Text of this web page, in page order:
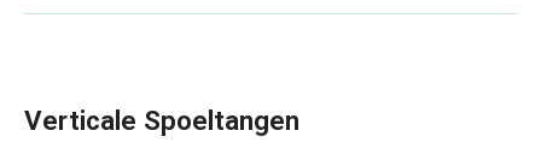
Verticale Spoeltangen